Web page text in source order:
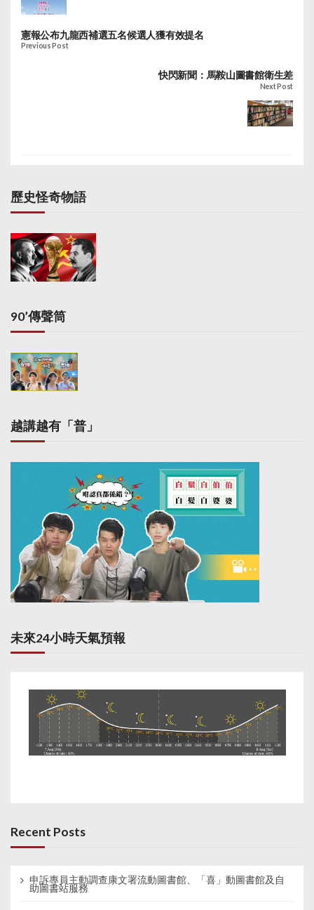
憲報公布九龍西補選五名候選人獲有效提名
Previous Post
快閃新聞：馬鞍山圖書館衛生差
Next Post
歷史怪奇物語
90’傳聲筒
越講越有「普」
未來24小時天氣預報
Recent Posts
申訴專員主動調查康文署流動圖書館、「喜」動圖書館及自
助圖書站服務